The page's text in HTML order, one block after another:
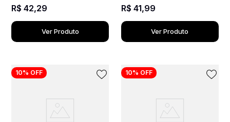
R$ 42,29
Ver Produto
R$ 41,99
Ver Produto
10% OFF 10% OFF